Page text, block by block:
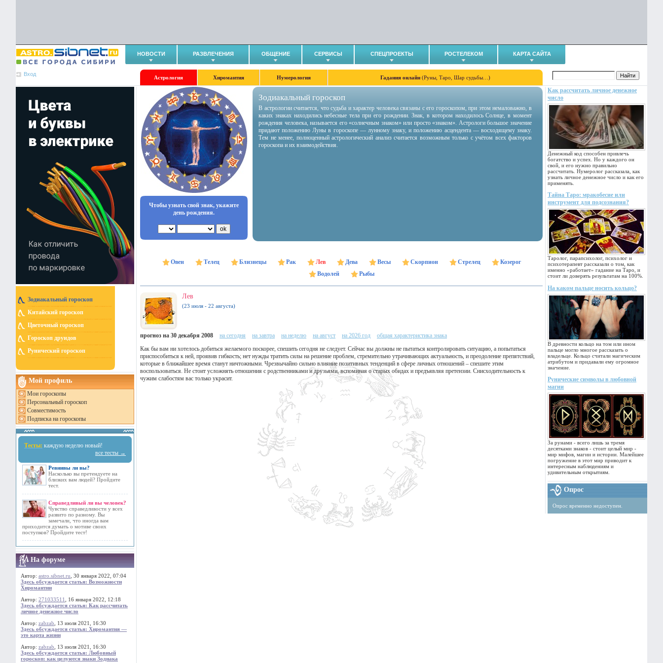
НОВОСТИ РАЗВЛЕЧЕНИЯ ОБЩЕНИЕ СЕРВИСЫ СПЕЦПРОЕКТЫ РОСТЕЛЕКОМ КАРТА САЙТА
Вход
Астрология Хиромантия Нумерология Гадания онлайн (Руны, Таро, Шар судьбы…)
Зодиакальный гороскоп
Китайский гороскоп
Цветочный гороскоп
Гороскоп друидов
Рунический гороскоп
Мой профиль
Мои гороскопы
Персональный гороскоп
Совместимость
Подписка на гороскопы
Тесты: каждую неделю новый!
все тесты →
Ревнивы ли вы?
Насколько вы претендуете на
близких вам людей? Пройдите
тест.
Справедливый ли вы человек?
Чувство справедливости у всех
развито по разному. Вы
замечали, что иногда вам
приходится думать о мотиве своих
поступков? Пройдите тест!
На форуме
Автор: astro.sibnet.ru , 30 января 2022, 07:04
Здесь обсуждается статья: Возможности
Хиромантии
Автор: 271033511
, 16 января 2022, 12:18
Здесь обсуждается статья: Как рассчитать
личное денежное число
Автор: zabzab , 13 июля 2021, 16:30
Здесь обсуждается статья: Хиромантия —
это карта жизни
Автор: zabzab , 13 июля 2021, 16:30
Здесь обсуждается статья: Любовный
гороскоп: как целуются знаки Зодиака
Как рассчитать личное денежное
число
Денежный код способен привлечь
богатство и успех. Но у каждого он
свой, и его нужно правильно
рассчитать. Нумеролог рассказала, как
узнать личное денежное число и как его
применять.
Тайна Таро: мракобесие или
инструмент для подсознания?
Таролог, парапсихолог, психолог и
психотерапевт рассказали о том, как
именно «работает» гадание на Таро, и
стоит ли доверять результатам на 100%.
На каком пальце носить кольцо?
В древности кольцо на том или ином
пальце могло многое рассказать о
владельце. Кольцо считали магическим
атрибутом и придавали ему огромное
значение.
Рунические символы в любовной
магии
За рунами - всего лишь за тремя
десятками знаков - стоит целый мир -
мир мифов, магии и истории. Малейшее
погружение в этот мир приводит к
интересным наблюдениям и
удивительным открытиям.
Опрос
Опрос временно недоступен.
Чтобы узнать свой знак, укажите
день рождения.
Зодиакальный гороскоп
В астрологии считается, что судьба и характер человека связаны с его гороскопом, при этом немаловажно, в
каких знаках находились небесные тела при его рождении. Знак, в котором находилось Солнце, в момент
рождения человека, называется его «солнечным знаком» или просто «знаком». Астрологи большое значение
придают положению Луны в гороскопе — лунному знаку, и положению асцендента — восходящему знаку.
Тем не менее, полноценный астрологический анализ считается возможным только с учётом всех факторов
гороскопа и их взаимодействия.
Овен Телец Близнецы Рак Лев Дева Весы Скорпион Стрелец
Козерог
Водолей
Рыбы
Лев
(23 июля - 22 августа)
прогноз на 30 декабря 2008 на сегодня на завтра на неделю на август на 2026 год
общая характеристика знака
Как бы вам ни хотелось добиться желаемого поскорее, спешить сегодня не следует. Сейчас вы должны не пытаться контролировать ситуацию, а попытаться
приспособиться к ней, проявив гибкость; нет нужды тратить силы на решение проблем, стремительно утрачивающих актуальность, и преодоление препятствий,
которые в ближайшее время станут ничтожными. Чрезвычайно сильно влияние позитивных тенденций в сфере личных отношений – спешите этим
воспользоваться. Не стоит усложнять отношения с родственниками и друзьями, вспоминая о старых обидах и предъявляя претензии. Снисходительность к
чужим слабостям вас только украсит.